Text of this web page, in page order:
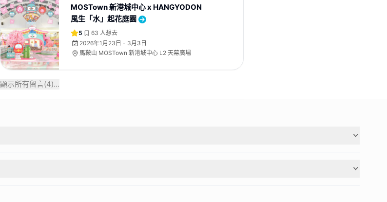
MOSTown 新港城中心 x HANGYODON
風生「水」起花庭園
5 63 人想去
2026年1月23日 - 3月3日
馬鞍山 MOSTown 新港城中心 L2 天幕廣場
顯示所有留言(4)...